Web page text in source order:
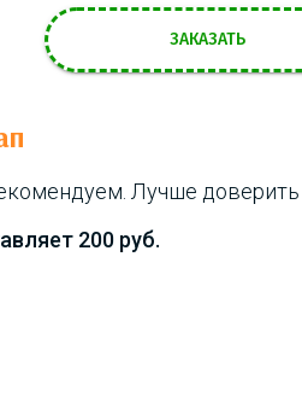
ЗАКАЗАТЬ
Лучше доверить
200 руб.